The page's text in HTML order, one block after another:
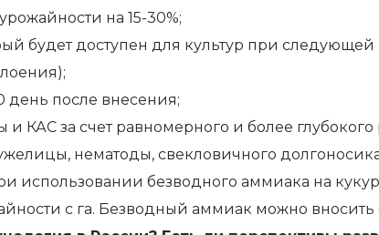
на 15-30%;
будет доступен для культур при следующей
день после внесения;
КАС за счет равномерного и более
нематоды, свекловичного
использовании безводного аммиака на
с га. Безводный аммиак можно вносить